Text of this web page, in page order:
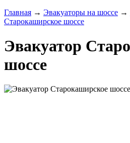
Главная → Эвакуаторы на шоссе →
Старокаширское шоссе
Эвакуатор
шоссе